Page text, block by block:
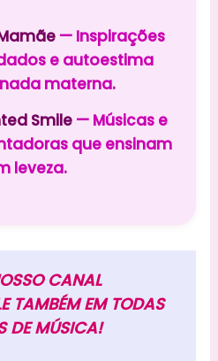
— Inspirações
e autoestima
materna.
Smile— Músicas e
que ensinam
leveza.
CANAL
TAMBÉM EM TODAS
DE MÚSICA!